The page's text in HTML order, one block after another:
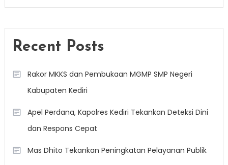
Recent Posts
Rakor MKKS dan Pembukaan MGMP SMP Negeri
Kabupaten Kediri
Apel Perdana, Kapolres Kediri Tekankan Deteksi Dini
dan Respons Cepat
Mas Dhito Tekankan Peningkatan Pelayanan Publik